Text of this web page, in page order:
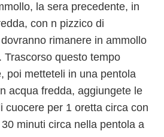
la sera precedente, in
con n pizzico di
rimanere in ammollo
Trascorso questo tempo
poi metteteli in una pentola
acqua fredda, aggiungete le
cuocere per 1 oretta circa con
minuti circa nella pentola a